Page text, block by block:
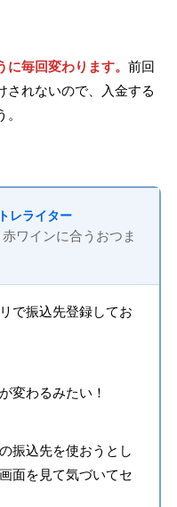
毎回変わります。 前回
されないので、入金する
レライター
ワインに合うおつま
で振込先登録してお
変わるみたい！
振込先を使おうとし
面を見て気づいてセ